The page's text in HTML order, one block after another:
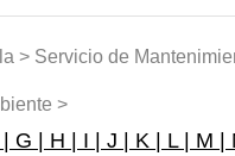
> Servicio de
>
G | H | I | J | K | L | M |